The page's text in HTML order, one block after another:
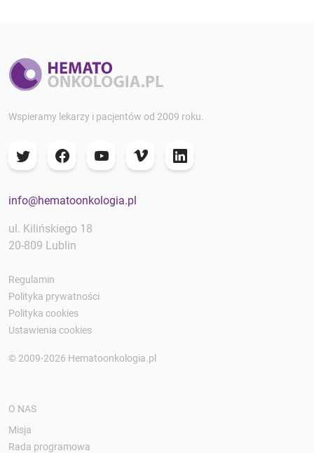
Wspieramy lekarzy i pacjentów od 2009 roku.
info@hematoonkologia.pl
ul. Kilińskiego 18
20-809 Lublin
Regulamin
Polityka prywatności
Polityka cookies
Ustawienia cookies
© 2009-2026 Hematoonkologia.pl
O NAS
Misja
Rada programowa